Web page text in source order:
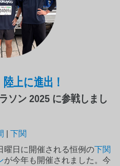
陸上に進出！
ソン 2025 に参戦しまし
|下関
曜日に開催される恒例の下関
が今年も開催されました。今